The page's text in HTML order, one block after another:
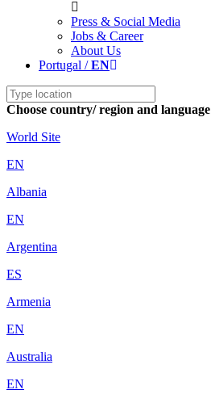
Press & Social Media
Jobs & Career
About Us
Portugal /EN
Choose country/ region and language
World Site
EN
Albania
EN
Argentina
ES
Armenia
EN
Australia
EN